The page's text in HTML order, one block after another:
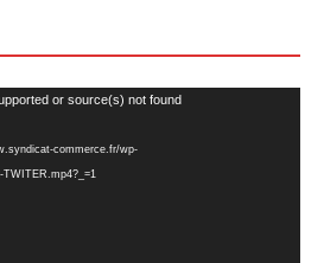
or source(s) not found
commerce.fr/wp-